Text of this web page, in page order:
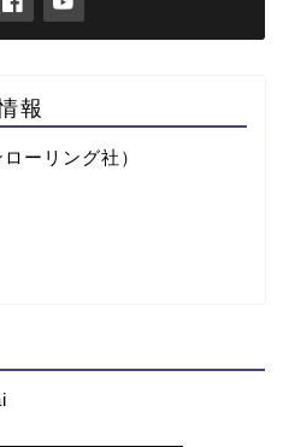
報
ーリング社）